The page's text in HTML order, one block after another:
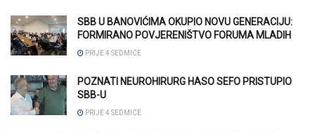
SBB U BANOVIĆIMA OKUPIO NOVU GENERACIJU:
FORMIRANO POVJERENIŠTVO FORUMA MLADIH
PRIJE 4 SEDMICE
POZNATI NEUROHIRURG HASO SEFO PRISTUPIO
SBB-U
PRIJE 4 SEDMICE